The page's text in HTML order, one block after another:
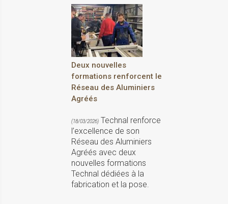
Deux nouvelles
formations renforcent le
Réseau des Aluminiers
Agréés
(18/03/2026) Technal renforce
l’excellence de son
Réseau des Aluminiers
Agréés avec deux
nouvelles formations
Technal dédiées à la
fabrication et la pose.